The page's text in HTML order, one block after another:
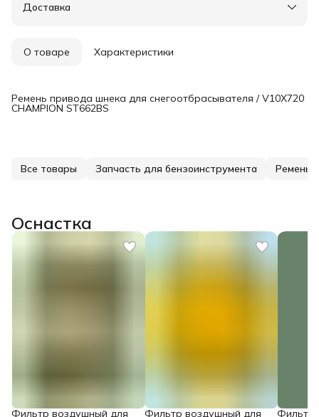
Удобный возврат
Доставка
О товаре Характеристики
Ремень привода шнека для снегоотбрасывателя / V10X720
CHAMPION ST662BS
Все товары Запчасть для бензоинструмента Ремень
Оснастка
Фильтр воздушный для Фильтр воздушный для Фильтр